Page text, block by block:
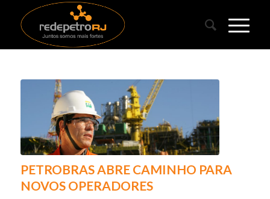
PETROBRAS ABRE CAMINHO PARA
NOVOS OPERADORES